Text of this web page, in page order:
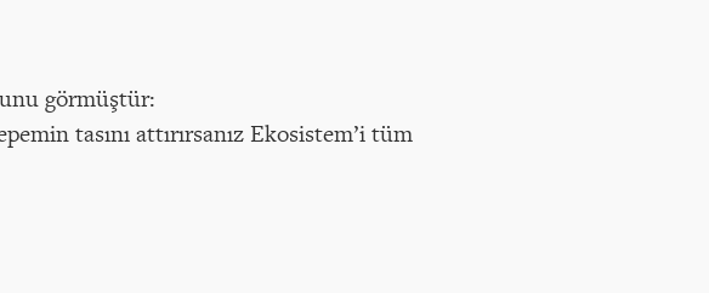
görmüştür:
tasını attırırsanız Ekosistem’i tüm